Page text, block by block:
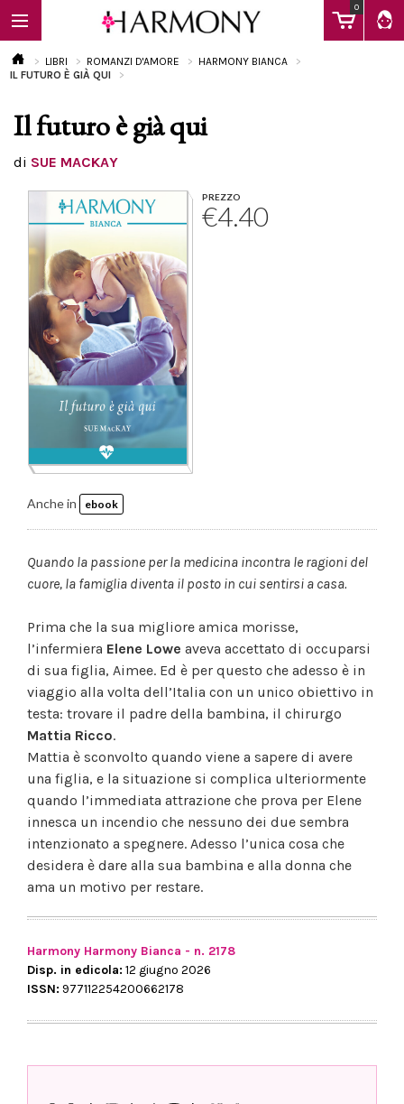
0
EBOOK
Calendario
FAQ
LIBRI ROMANZI D'AMORE
HARMONY BIANCA
IL FUTURO È GIÀ QUI
Il futuro è già qui
di SUE MACKAY
PREZZO
€4.40
Anche in ebook
Quando la passione per la medicina incontra le ragioni del
cuore, la famiglia diventa il posto in cui sentirsi a casa.
Prima che la sua migliore amica morisse,
l’infermiera Elene Lowe aveva accettato di occuparsi
di sua figlia, Aimee. Ed è per questo che adesso è in
viaggio alla volta dell’Italia con un unico obiettivo in
testa: trovare il padre della bambina, il chirurgo
Mattia Ricco.
Mattia è sconvolto quando viene a sapere di avere
una figlia, e la situazione si complica ulteriormente
quando l’immediata attrazione che prova per Elene
innesca un incendio che nessuno dei due sembra
intenzionato a spegnere. Adesso l’unica cosa che
desidera è dare alla sua bambina e alla donna che
ama un motivo per restare.
Harmony Harmony Bianca - n. 2178
Disp. in edicola: 12 giugno 2026
ISSN: 977112254200662178